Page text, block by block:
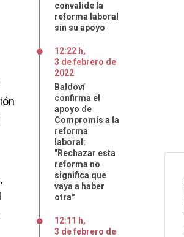
convalide la
reforma laboral
sin su apoyo
12:22 h,
3 defebrero de
2022
Baldoví
confirma el
apoyo de
Compromís a la
reforma
laboral:
"Rechazar esta
reforma no
significa que
vaya a haber
otra"
12:11 h,
3 defebrero de